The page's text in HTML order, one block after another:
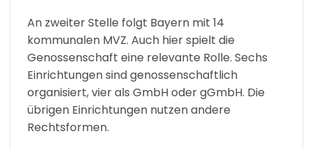
An zweiter Stelle folgt Bayern mit 14
kommunalen MVZ. Auch hier spielt die
Genossenschaft eine relevante Rolle. Sechs
Einrichtungen sind genossenschaftlich
organisiert, vier als GmbH oder gGmbH. Die
übrigen Einrichtungen nutzen andere
Rechtsformen.